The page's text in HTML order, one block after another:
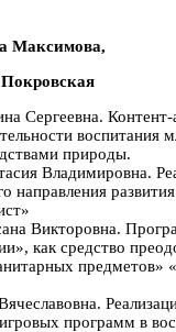
Максимова,
Сергеевна. Контент-
воспитания
природы.
Владимировна.
направления
Викторовна.
как средство
программ в